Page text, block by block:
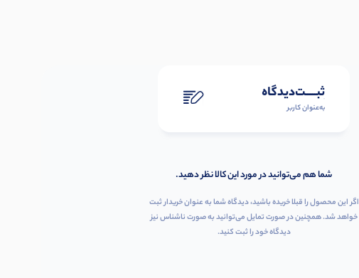
ثبـــــت‌دیدگاه
به‌عنوان کاربر
شما هم می‌توانید در مورد این کالا نظر دهید.
اگر این محصول را قبلا خریده باشید، دیدگاه شما به عنوان خریدار ثبت
خواهد شد. همچنین در صورت تمایل می‌توانید به صورت ناشناس نیز
دیدگاه خود را ثبت کنید.